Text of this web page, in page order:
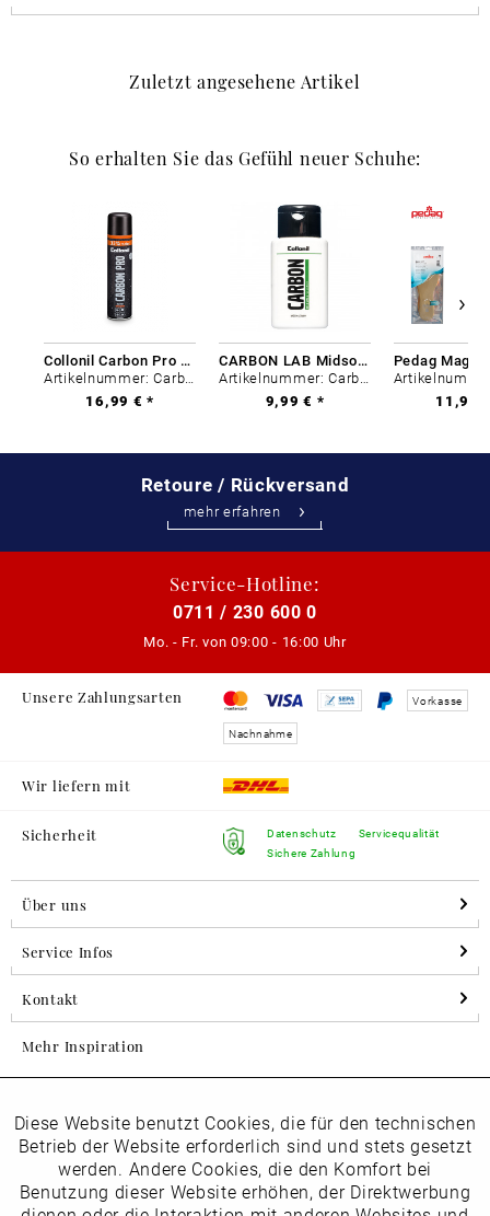
Zuletzt angesehene Artikel
So erhalten Sie das Gefühl neuer Schuhe:
Collonil Carbon Pro 400 ml
Artikelnummer: Carbon-0
16,99 € *
CARBON LAB Midsole Cleaner
Artikelnummer: Carbon-0
9,99 € *
11,99
Retoure / Rückversand
mehr erfahren
Service-Hotline:
0711 / 230 600 0
Mo. - Fr. von 09:00 - 16:00 Uhr
Unsere Zahlungsarten Vorkasse
Nachnahme
Wir liefern mit
Sicherheit
Datenschutz
Sichere Zahlung
Servicequalität
Über uns
Service Infos
Kontakt
Mehr Inspiration
Folgen Sie uns auf Instagram
horsch_schuhe
Funktionale Aktiv
Marketing Inaktiv
Diese Website benutzt Cookies, die für den technischen
Betrieb der Website erforderlich sind und stets gesetzt
werden. Andere Cookies, die den Komfort bei
Benutzung dieser Website erhöhen, der Direktwerbung